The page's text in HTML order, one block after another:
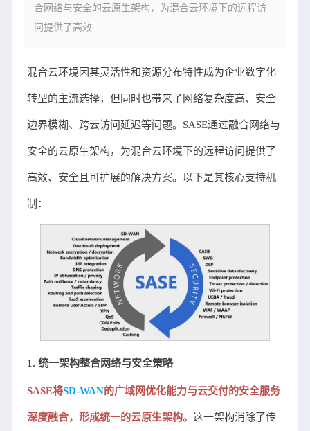
合网络与安全的云原生架构，为混合云环境下的远程访
问提供了高效...
混合云环境因其灵活性和资源分布特性成为企业数字化
转型的主流选择，但同时也带来了网络复杂度高、安全
边界模糊、跨云访问延迟等问题。 SASE通过融合网络与
安全的云原生架构，为混合云环境下的远程访问提供了
高效、安全且可扩展的解决方案。以下是其核心支持机
制：
1. 统一架构整合网络与安全策略
SASE将SD-WAN的广域网优化能力与云交付的安全服务
深度融合，形成统一的云原生架构。这一架构消除了传